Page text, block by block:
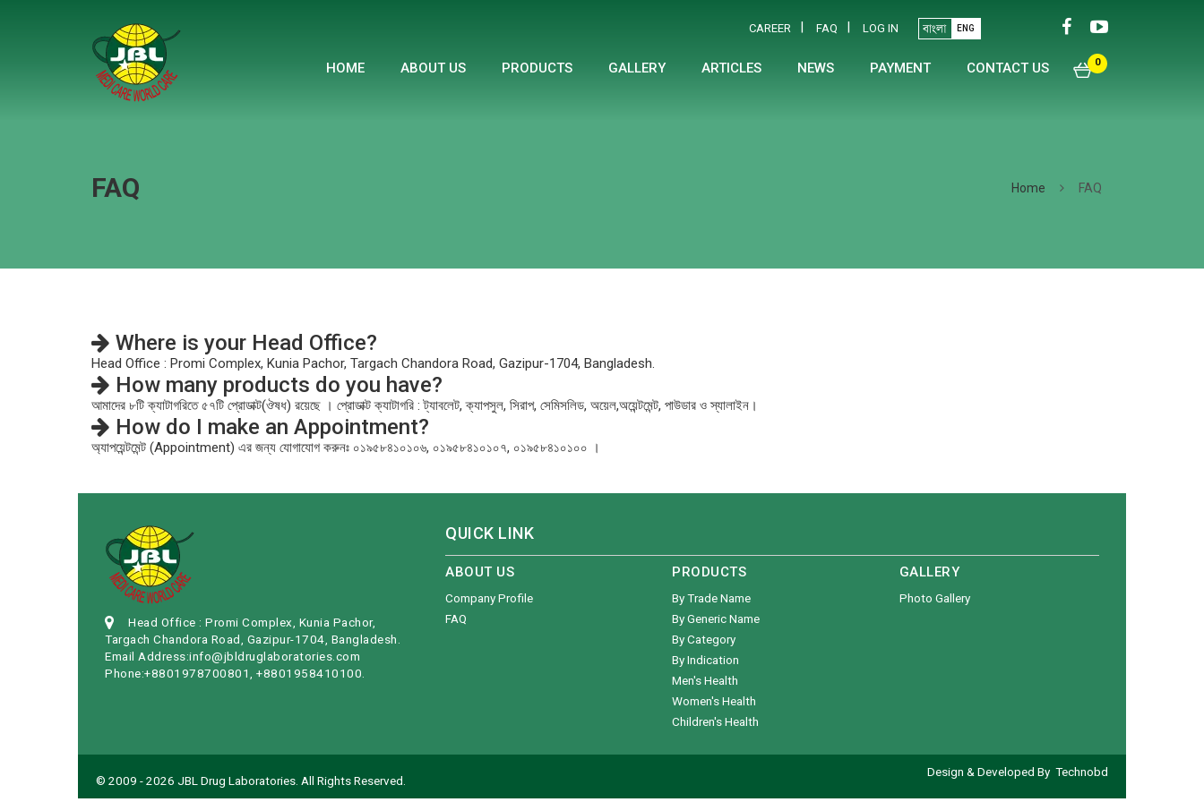
CAREER | FAQ | LOG IN ENG
HOME ABOUT US PRODUCTS GALLERY ARTICLES NEWS PAYMENT CONTACT US 0
FAQ Home FAQ
Where is your Head Office?
Head Office : Promi Complex, Kunia Pachor, Targach Chandora Road, Gazipur-1704, Bangladesh.
How many products do you have?
আমাদের ৮টি ক্যাটাগরিতে ৫৭টি প্রোডাক্ট(ঔষধ) রয়েছে । প্রোডাক্ট ক্যাটাগরি : ট্যাবলেট, ক্যাপসুল, সিরাপ, সেমিসলিড, অয়েল,অয়েন্টমেন্ট, পাউডার ও স্যালাইন।
How do I make an Appointment?
অ্যাপয়েন্টমেন্ট (Appointment) এর জন্য যোগাযোগ করুনঃ ০১৯৫৮৪১০১০৬, ০১৯৫৮৪১০১০৭, ০১৯৫৮৪১০১০০ ।
Head Office : Promi Complex, Kunia Pachor,
Targach Chandora Road, Gazipur-1704, Bangladesh.
Email Address:info@jbldruglaboratories.com
Phone:+8801978700801, +8801958410100.
QUICK LINK
ABOUT US
Company Profile
FAQ
PRODUCTS
By Trade Name
By Generic Name
By Category
By Indication
Men's Health
Women's Health
Children's Health
GALLERY
Photo Gallery
© 2009 - 2026 JBL Drug Laboratories. All Rights Reserved.
Design & Developed By Technobd